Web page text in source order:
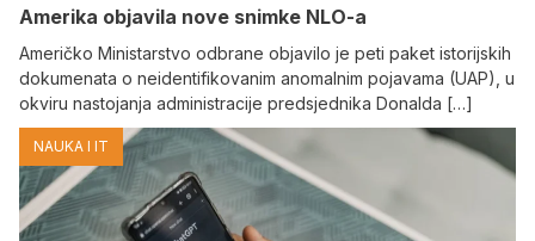
Amerika objavila nove snimke NLO-a
Američko Ministarstvo odbrane objavilo je peti paket istorijskih
dokumenata o neidentifikovanim anomalnim pojavama (UAP), u
okviru nastojanja administracije predsjednika Donalda […]
NAUKA I IT